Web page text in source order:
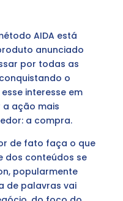
AIDA está
anunciado
por todas as
o
interesse em
a ação mais
a compra.
de fato faça o que
dos conteúdos se
popularmente
de palavras vai